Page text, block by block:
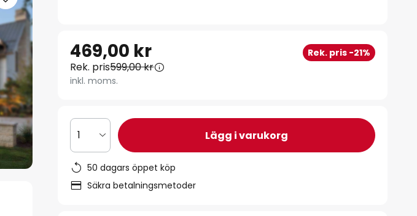
469,00 kr Rek. pris -21%
Rek. pris599,00 kr
inkl. moms.
1 Lägg i varukorg
50 dagars öppet köp
Säkra betalningsmetoder